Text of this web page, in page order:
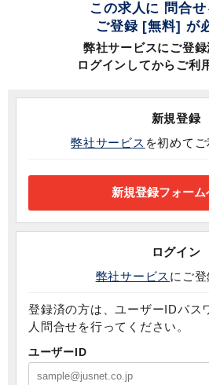
この求人に 問合せ
ご登録 [無料] が
弊社サービスにご登録
ログインしてからご利
新規登録
弊社サービス を初めて
ログイン
弊社サービス にご
登録済の方は、ユーザーIDパス
人問合せを行ってください。
ユーザーID